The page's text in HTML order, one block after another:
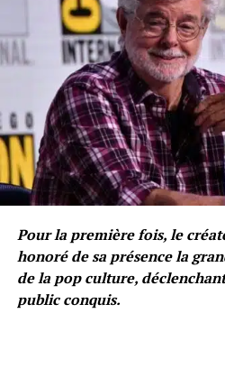
Pour la première fois, le
honoré de sa présence la
de la pop culture,
public conquis.